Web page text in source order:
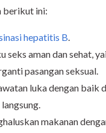
berikut ini:
hepatitis B.
seks aman dan sehat,
pasangan seksual.
luka dengan baik
makanan